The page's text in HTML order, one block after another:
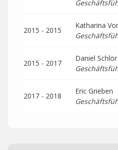
2015 - 2015
Katharina
2015 - 2017
Daniel Schlör
2017 - 2018
Eric Grieben